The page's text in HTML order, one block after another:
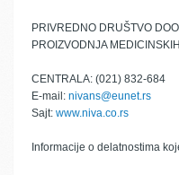
PRIVREDNO DRUŠTVO DOO
PROIZVODNJA
CENTRALA: (021) 832-684
E-mail: nivans@eunet.rs
Sajt: www.niva.co.rs
Informacije o delatnostima